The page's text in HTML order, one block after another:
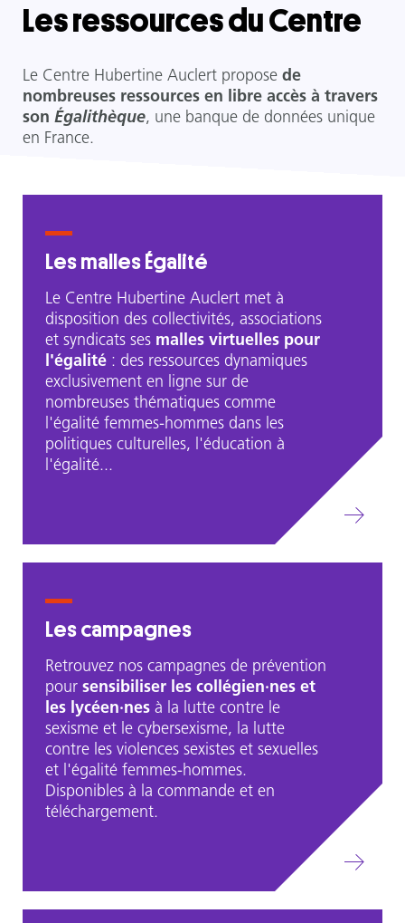
Les ressources du Centre
Le Centre Hubertine Auclert propose de
nombreuses ressources en libre accès à travers
son Égalithèque, une banque de données unique
en France.
Les malles Égalité
Le Centre Hubertine Auclert met à
disposition des collectivités, associations
et syndicats ses malles virtuelles pour
l'égalité : des ressources dynamiques
exclusivement en ligne sur de
nombreuses thématiques comme
l'égalité femmes-hommes dans les
politiques culturelles, l'éducation à
l'égalité...
Les campagnes
Retrouvez nos campagnes de prévention
pour sensibiliser les collégien·nes et
les lycéen·nes à la lutte contre le
sexisme et le cybersexisme, la lutte
contre les violences sexistes et sexuelles
et l'égalité femmes-hommes.
Disponibles à la commande et en
téléchargement.